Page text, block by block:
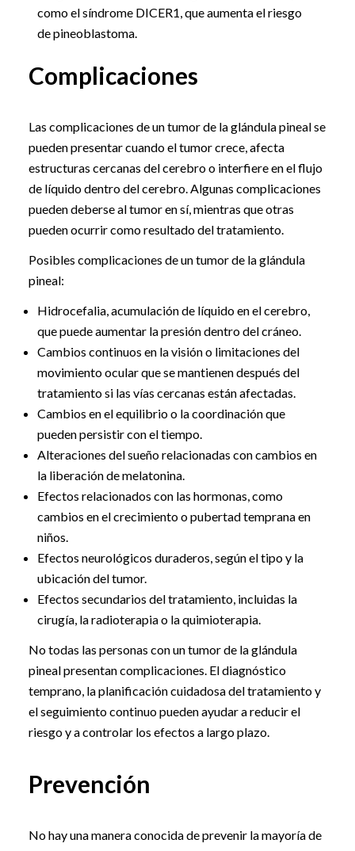
como el síndrome DICER1, que aumenta el riesgo
de pineoblastoma.
Complicaciones
Las complicaciones de un tumor de la glándula pineal se
pueden presentar cuando el tumor crece, afecta
estructuras cercanas del cerebro o interfiere en el flujo
de líquido dentro del cerebro. Algunas complicaciones
pueden deberse al tumor en sí, mientras que otras
pueden ocurrir como resultado del tratamiento.
Posibles complicaciones de un tumor de la glándula
pineal:
Hidrocefalia, acumulación de líquido en el cerebro,
que puede aumentar la presión dentro del cráneo.
Cambios continuos en la visión o limitaciones del
movimiento ocular que se mantienen después del
tratamiento si las vías cercanas están afectadas.
Cambios en el equilibrio o la coordinación que
pueden persistir con el tiempo.
Alteraciones del sueño relacionadas con cambios en
la liberación de melatonina.
Efectos relacionados con las hormonas, como
cambios en el crecimiento o pubertad temprana en
niños.
Efectos neurológicos duraderos, según el tipo y la
ubicación del tumor.
Efectos secundarios del tratamiento, incluidas la
cirugía, la radioterapia o la quimioterapia.
No todas las personas con un tumor de la glándula
pineal presentan complicaciones. El diagnóstico
temprano, la planificación cuidadosa del tratamiento y
el seguimiento continuo pueden ayudar a reducir el
riesgo y a controlar los efectos a largo plazo.
Prevención
No hay una manera conocida de prevenir la mayoría de